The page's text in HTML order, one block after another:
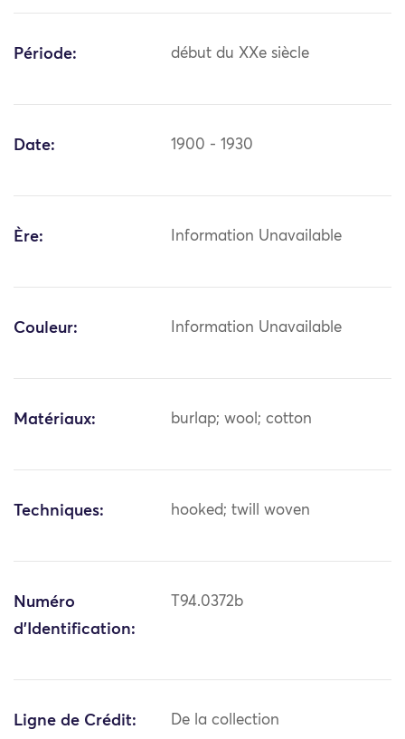
Période: début du XXe siècle
Date: 1900 - 1930
Ère: Information Unavailable
Couleur: Information Unavailable
Matériaux: burlap; wool; cotton
Techniques: hooked; twill woven
Numéro
d'Identification:
T94.0372b
Ligne de Crédit:
De la collection